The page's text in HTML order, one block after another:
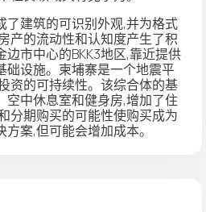
了建筑的可识别外观,并为格式
产的流动性和认知度产生了积
市中心的BKK3地区,靠近提供
础设施。柬埔寨是一个地震平
资的可持续性。该综合体的基
空中休息室和健身房,增加了住
分期购买的可能性使购买成为
案,但可能会增加成本。